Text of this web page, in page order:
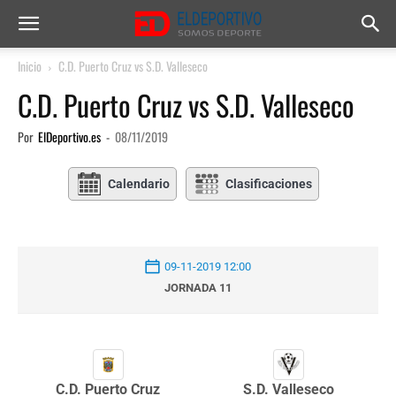
Inicio C.D. Puerto Cruz vs S.D. Valleseco
C.D. Puerto Cruz vs S.D. Valleseco
Por ElDeportivo.es - 08/11/2019
Calendario Clasificaciones
09-11-2019 12:00
JORNADA 11
C.D. Puerto Cruz S.D. Valleseco